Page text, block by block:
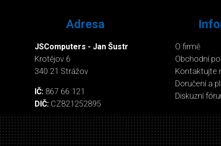
Adresa
JSComputers - Jan Šustr
Krotějov 6
340 21 Strážov
IČ: 867 66 121
DIČ: CZ821252895
O firmě
Obchodní
Kontaktujte
Doručení a
Diskuzní